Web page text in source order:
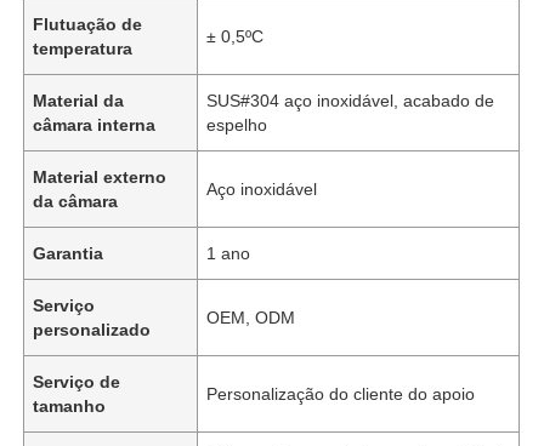
Flutuação de
temperatura
± 0,5ºC
Material da
câmara interna
SUS#304 aço inoxidável, acabado de
espelho
Material externo
da câmara
Aço inoxidável
Garantia 1 ano
Serviço
personalizado
OEM, ODM
Serviço de
tamanho
Personalização do cliente do apoio